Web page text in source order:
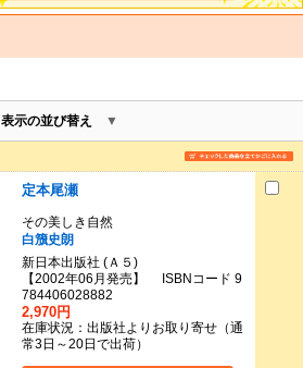
表示の並び替え
定本尾瀬
その美しき自然
白籏史朗
新日本出版社 (Ａ５)
【2002年06月発売】 ISBNコード 9
784406028882
2,970円
在庫状況：出版社よりお取り寄せ（通
常3日～20日で出荷）